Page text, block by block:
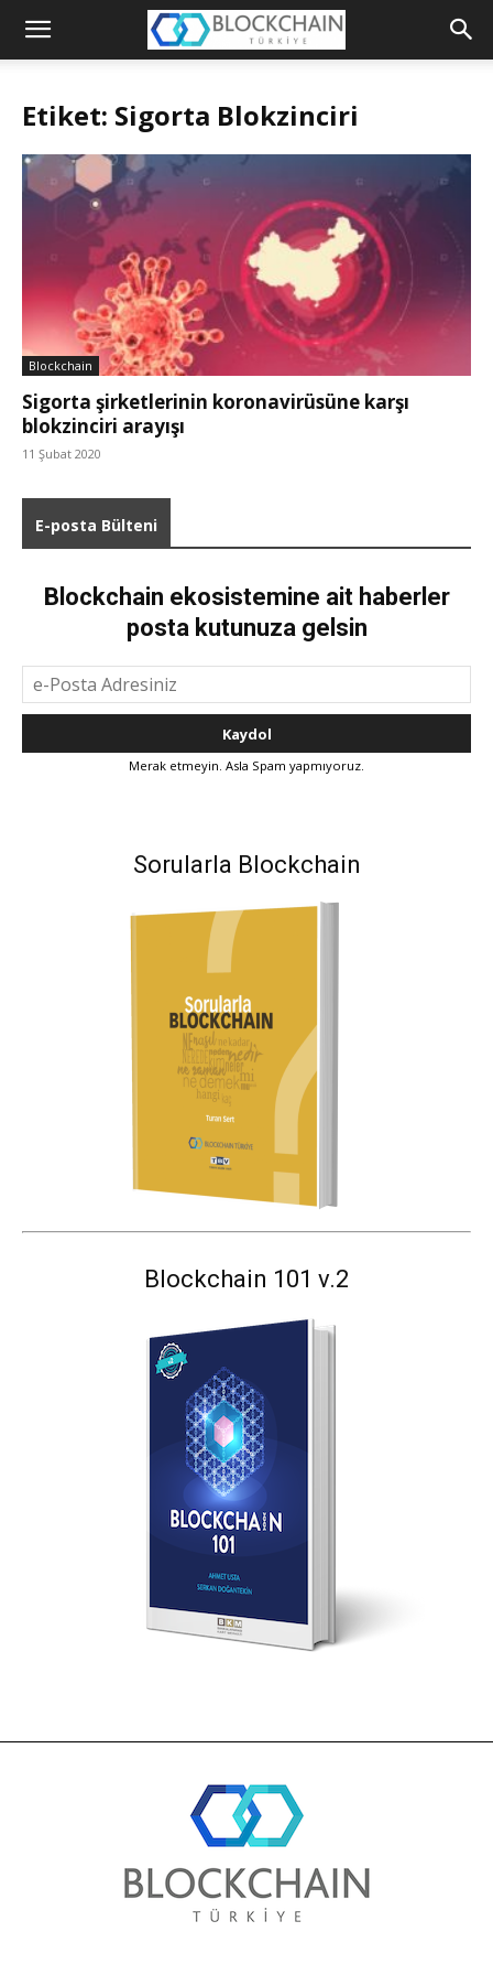
Blockchain
Etiket: Sigorta Blokzinciri
Blockchain
Sigorta şirketlerinin koronavirüsüne karşı
blokzinciri arayışı
11 Şubat 2020
E-posta Bülteni
Blockchain ekosistemine ait haberler
posta kutunuza gelsin
Merak etmeyin. Asla Spam yapmıyoruz.
Sorularla Blockchain
Blockchain 101 v.2